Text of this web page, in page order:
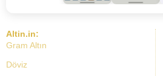
Altin.in:
Gram Altın
Döviz